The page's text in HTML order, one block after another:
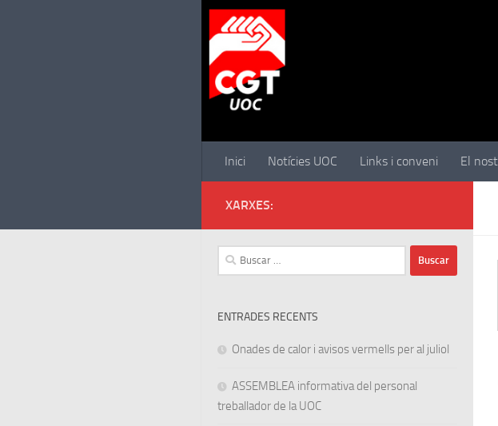
Inici Notícies UOC Links i conveni El
XARXES:
Buscar:
ENTRADES RECENTS
Onades de calor i avisos vermells per al juliol
ASSEMBLEA informativa del personal
treballador de la UOC